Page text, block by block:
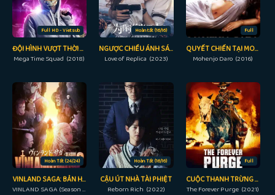
Full HD - Vietsub
ĐỘI HÌNH VƯỢT THỜI GIAN
Mega Time Squad (2018)
Hoàn tất (16/16)
NGƯỢC CHIỀU ÁNH SÁNG VÌ EM
Love of Replica (2023)
Full
QUYẾT CHIẾN TẠI MOHENJO
Mohenjo Daro (2016)
Hoàn Tất (24/24)
VINLAND SAGA: BẢN HÙNG CA VIKING (PHẦN 2)
VINLAND SAGA (Season 2) (2023)
Hoàn Tất (16/16)
CẬU ÚT NHÀ TÀI PHIỆT
Reborn Rich (2022)
Full
CUỘC THANH TRỪNG VĨNH VIỄN
The Forever Purge (2021)